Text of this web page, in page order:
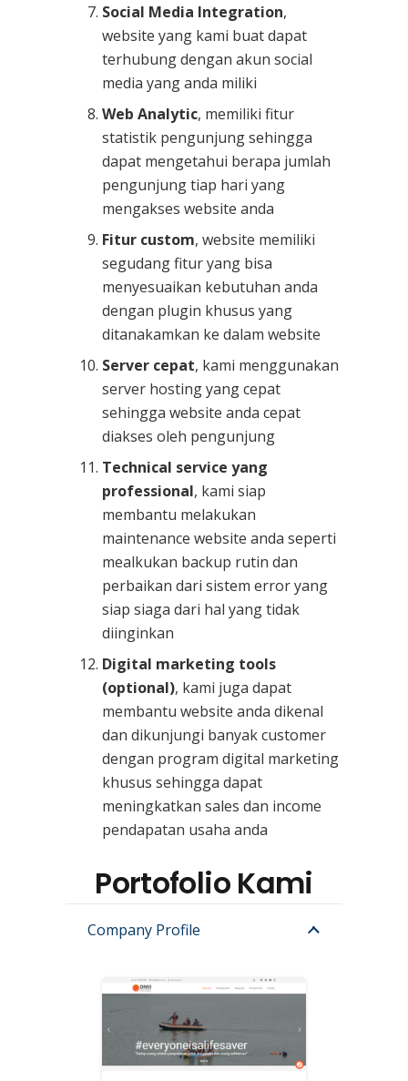
Social Media Integration,
website yang kami buat dapat
terhubung dengan akun social
media yang anda miliki
Web Analytic, memiliki fitur
statistik pengunjung sehingga
dapat mengetahui berapa jumlah
pengunjung tiap hari yang
mengakses website anda
Fitur custom, website memiliki
segudang fitur yang bisa
menyesuaikan kebutuhan anda
dengan plugin khusus yang
ditanakamkan ke dalam website
Server cepat, kami menggunakan
server hosting yang cepat
sehingga website anda cepat
diakses oleh pengunjung
Technical service yang
professional, kami siap
membantu melakukan
maintenance website anda seperti
mealkukan backup rutin dan
perbaikan dari sistem error yang
siap siaga dari hal yang tidak
diinginkan
Digital marketing tools
(optional), kami juga dapat
membantu website anda dikenal
dan dikunjungi banyak customer
dengan program digital marketing
khusus sehingga dapat
meningkatkan sales dan income
pendapatan usaha anda
Portofolio Kami
Company Profile